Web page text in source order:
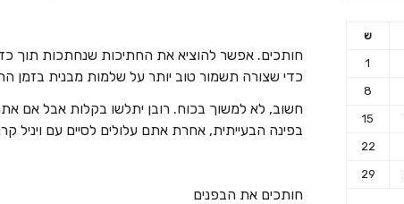
חותכים. אפשר להוציא את החתיכות שנחתכות תוך
כדי שצורה תשמור טוב יותר על שלמות מבנית בזמן
חשוב, לא למשוך בכוח. רובן יתלשו בקלות אבל אם
בפינה הבעייתית, אחרת אתם עלולים לסיים עם ויניל
חותכים את הבפנים
ש
1
8
15
22
29